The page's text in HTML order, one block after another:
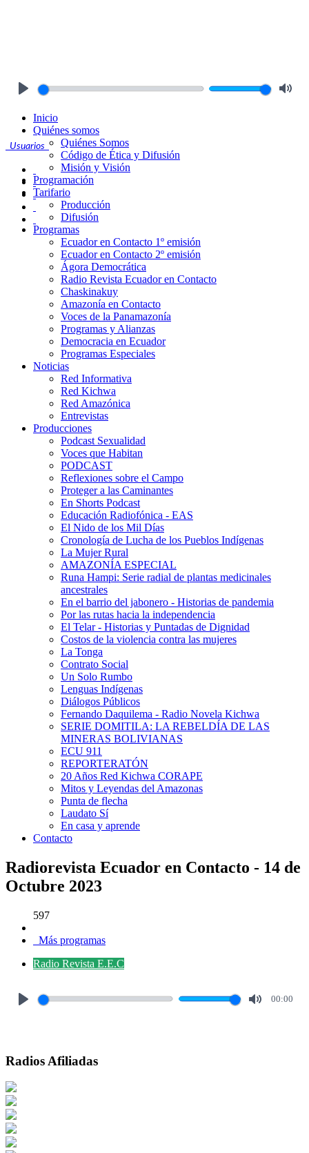
Usuarios
Inicio
Quiénes somos
Quiénes Somos
Código de Ética y Difusión
Misión y Visión
Programación
Tarifario
Producción
Difusión
Programas
Ecuador en Contacto 1º emisión
Ecuador en Contacto 2º emisión
Ágora Democrática
Radio Revista Ecuador en Contacto
Chaskinakuy
Amazonía en Contacto
Voces de la Panamazonía
Programas y Alianzas
Democracia en Ecuador
Programas Especiales
Noticias
Red Informativa
Red Kichwa
Red Amazónica
Entrevistas
Producciones
Podcast Sexualidad
Voces que Habitan
PODCAST
Reflexiones sobre el Campo
Proteger a las Caminantes
En Shorts Podcast
Educación Radiofónica - EAS
El Nido de los Mil Días
Cronología de Lucha de los Pueblos Indígenas
La Mujer Rural
AMAZONÍA ESPECIAL
Runa Hampi: Serie radial de plantas medicinales
ancestrales
En el barrio del jabonero - Historias de pandemia
Por las rutas hacia la independencia
El Telar - Historias y Puntadas de Dignidad
Costos de la violencia contra las mujeres
La Tonga
Contrato Social
Un Solo Rumbo
Lenguas Indígenas
Diálogos Públicos
Fernando Daquilema - Radio Novela Kichwa
SERIE DOMITILA: LA REBELDÍA DE LAS
MINERAS BOLIVIANAS
ECU 911
REPORTERATÓN
20 Años Red Kichwa CORAPE
Mitos y Leyendas del Amazonas
Punta de flecha
Laudato Sí
En casa y aprende
Contacto
Radiorevista Ecuador en Contacto - 14 de
Octubre 2023
597
Más programas
Radio Revista E.E.C
00:00
Radios Afiliadas